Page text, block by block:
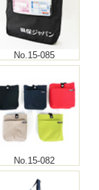
No.15-085
No.15-082